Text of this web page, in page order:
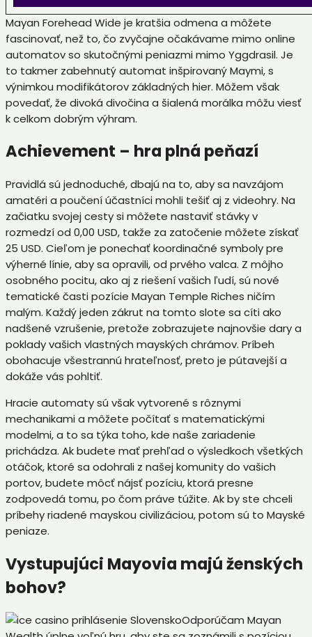
Mayan Forehead Wide je kratšia odmena a môžete
fascinovať, než to, čo zvyčajne očakávame mimo online
automatov so skutočnými peniazmi mimo Yggdrasil. Je
to takmer zabehnutý automat inšpirovaný Maymi, s
výnimkou modifikátorov základných hier. Môžem však
povedať, že divoká divočina a šialená morálka môžu viesť
k celkom dobrým výhram.
Achievement – ​​hra plná peňazí
Pravidlá sú jednoduché, dbajú na to, aby sa navzájom
amatéri a poučení účastníci mohli tešiť aj z videohry. Na
začiatku svojej cesty si môžete nastaviť stávky v
rozmedzí od 0,00 USD, takže za zatočenie môžete získať
25 USD. Cieľom je ponechať koordinačné symboly pre
výherné línie, aby sa opravili, od prvého valca. Z môjho
osobného pocitu, ako aj z riešení vašich ľudí, sú nové
tematické časti pozície Mayan Temple Riches ničím
malým. Každý jeden zákrut na tomto slote sa cíti ako
nadšené vzrušenie, pretože zobrazujete najnovšie dary a
poklady vašich vlastných mayských chrámov. Príbeh
obohacuje všestrannú hrateľnosť, preto je pútavejší a
dokáže vás pohltiť.
Hracie automaty sú však vytvorené s rôznymi
mechanikami a môžete počítať s matematickými
modelmi, a to sa týka toho, kde naše zariadenie
prichádza. Ak budete mať prehľad o výsledkoch všetkých
otáčok, ktoré sa odohrali z našej komunity do vašich
portov, budete môcť nájsť pozíciu, ktorá presne
zodpovedá tomu, po čom práve túžite. Ak by ste chceli
príbehy riadené mayskou civilizáciou, potom sú to Mayské
peniaze.
Vystupujúci Mayovia majú ženských
bohov?
Odporúčam Mayan